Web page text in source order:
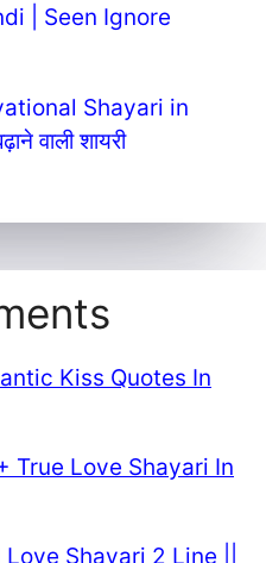
| Seen Ignore
Shayari in
वाली शायरी
Kiss Quotes In
True Love Shayari In
Shayari 2 Line ||